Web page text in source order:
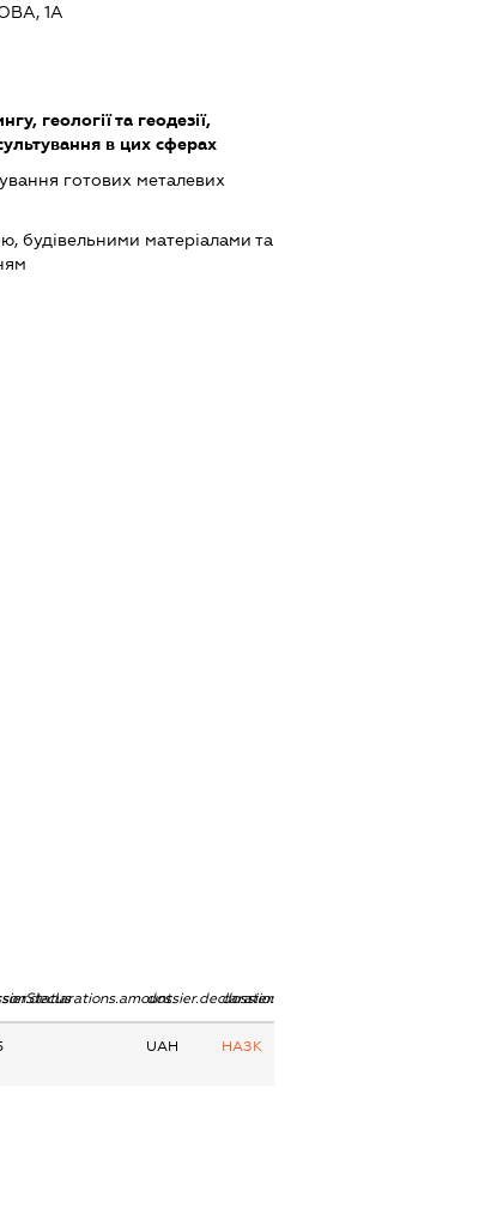
1А
геології та геодезії,
в цих сферах
готових металевих
будівельними матеріалами та
dossier.declarations.currency
dossier.declarations.source
UAH НАЗК